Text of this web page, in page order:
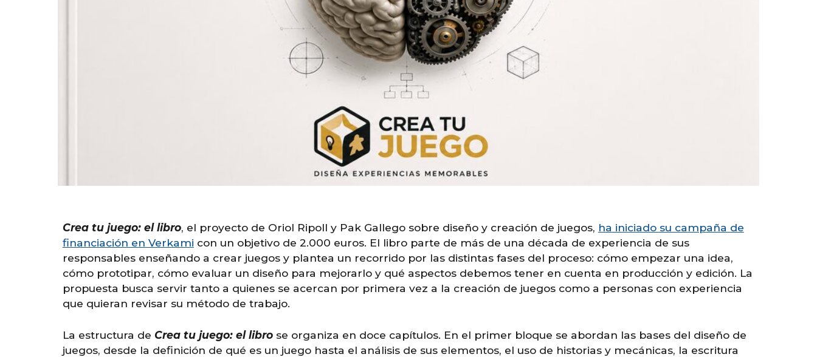
Crea tu juego: el libro, el proyecto de Oriol Ripoll y Pak Gallego sobre diseño y creación de juegos, ha iniciado su campaña de
financiación en Verkami con un objetivo de 2.000 euros. El libro parte de más de una década de experiencia de sus
responsables enseñando a crear juegos y plantea un recorrido por las distintas fases del proceso: cómo empezar una idea,
cómo prototipar, cómo evaluar un diseño para mejorarlo y qué aspectos debemos tener en cuenta en producción y edición. La
propuesta busca servir tanto a quienes se acercan por primera vez a la creación de juegos como a personas con experiencia
que quieran revisar su método de trabajo.
La estructura de Crea tu juego: el librose organiza en doce capítulos. En el primer bloque se abordan las bases del diseño de
juegos, desde la definición de qué es un juego hasta el análisis de sus elementos, el uso de historias y mecánicas, la escritura